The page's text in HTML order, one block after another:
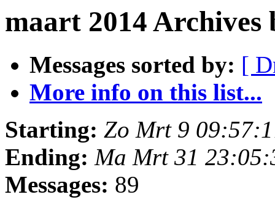
maart 2014 Archives
Messages sorted by: [
More info on this list...
Starting: Zo Mrt 9
Ending: Ma Mrt 31
Messages: 89